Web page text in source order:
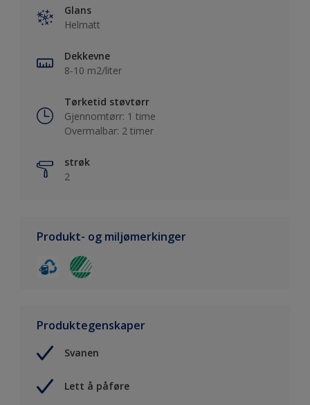
Glans
Helmatt
Dekkevne
8-10 m2/liter
Tørketid støvtørr
Gjennomtørr: 1 time
Overmalbar: 2 timer
strøk
2
Produkt- og miljømerkinger
Produktegenskaper
Svanen
Lett å påføre